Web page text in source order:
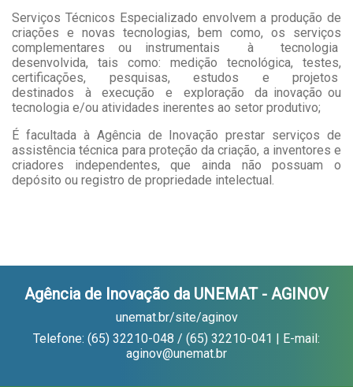
Serviços Técnicos Especializado envolvem a produção de
criações e novas tecnologias, bem como, os serviços
complementares ou instrumentais à tecnologia
desenvolvida, tais como: medição tecnológica, testes,
certificações, pesquisas, estudos e projetos
destinados à execução e exploração da inovação ou
tecnologia e/ou atividades inerentes ao setor produtivo;
É facultada à Agência de Inovação prestar serviços de
assistência técnica para proteção da criação, a inventores e
criadores independentes, que ainda não possuam o
depósito ou registro de propriedade intelectual.
Agência de Inovação da UNEMAT - AGINOV
unemat.br/site/aginov
Telefone: (65) 32210-048 / (65) 32210-041 | E-mail:
aginov@unemat.br